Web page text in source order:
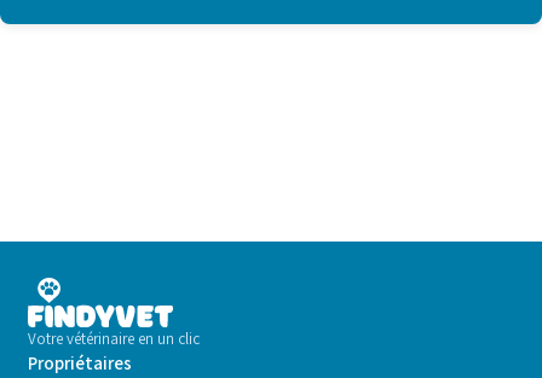
Votre vétérinaire en un clic
Propriétaires